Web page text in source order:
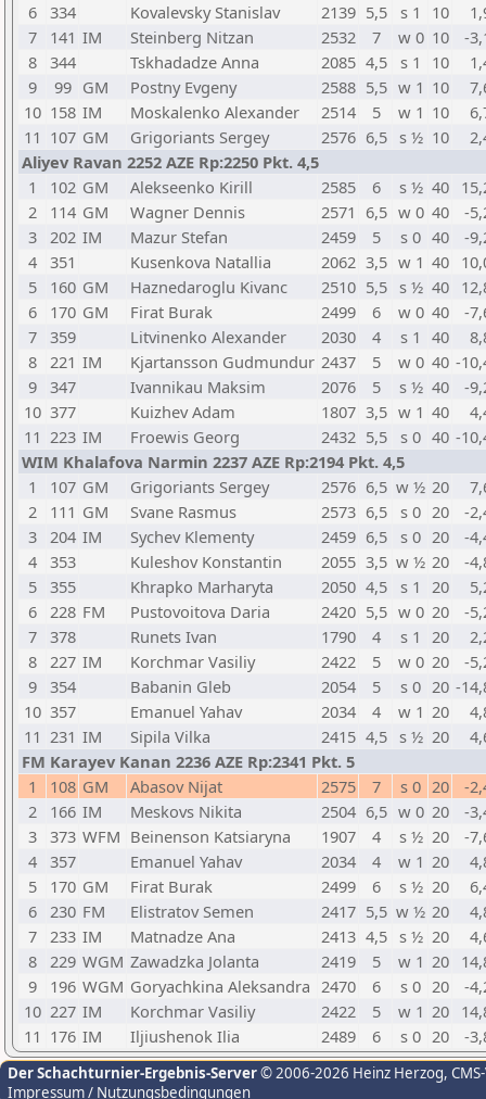
6 334 Kovalevsky Stanislav 2139 5,5 s 1 10
7
141 IM Steinberg Nitzan 2532 7 w 0 10
-
8 344 Tskhadadze Anna 2085 4,5 s 1 10
9
99 GM Postny Evgeny 2588 5,5 w 1 10
10 158 IM Moskalenko Alexander 2514 5 w 1 10
11 107 GM Grigoriants Sergey 2576 6,5 s ½ 10
Aliyev Ravan 2252 AZE Rp:2250 Pkt. 4,5
1
102 GM Alekseenko Kirill 2585 6 s ½ 40
2
114 GM Wagner Dennis 2571 6,5 w 0 40
-
3 202 IM Mazur Stefan 2459 5 s 0 40
-
4 351 Kusenkova Natallia 2062 3,5 w 1 40
5
160 GM Haznedaroglu Kivanc 2510 5,5 s ½ 40
6
170 GM Firat Burak 2499 6 w 0 40
-
7 359 Litvinenko Alexander 2030 4 s 1 40
8 221 IM Kjartansson Gudmundur 2437 5 w 0 40 -
9 347 Ivannikau Maksim 2076 5 s ½ 40
-
10 377 Kuizhev Adam 1807 3,5 w 1 40
11 223 IM Froewis Georg 2432 5,5 s 0 40 -
WIM Khalafova Narmin 2237 AZE Rp:2194 Pkt. 4,5
1
107 GM Grigoriants Sergey 2576 6,5 w ½ 20
2
111 GM Svane Rasmus 2573 6,5 s 0 20
-
3 204 IM Sychev Klementy 2459 6,5 s 0 20
-
4 353 Kuleshov Konstantin 2055 3,5 w ½ 20
-
5 355 Khrapko Marharyta 2050 4,5 s 1 20
6 228 FM Pustovoitova Daria 2420 5,5 w 0 20
-
7 378 Runets Ivan 1790 4 s 1 20
8 227 IM Korchmar Vasiliy 2422 5 w 0 20
-
9 354 Babanin Gleb 2054 5 s 0 20 -
10 357 Emanuel Yahav 2034 4 w 1 20
11 231 IM Sipila Vilka 2415 4,5 s ½ 20
FM Karayev Kanan 2236 AZE Rp:2341 Pkt. 5
1
108 GM Abasov Nijat 2575 7 s 0 20
-
2
166 IM Meskovs Nikita 2504 6,5 w 0 20
-
3 373 WFM Beinenson Katsiaryna 1907 4 s ½ 20
-
4 357 Emanuel Yahav 2034 4 w 1 20
5
170 GM Firat Burak 2499 6 s ½ 20
6 230 FM Elistratov Semen 2417 5,5 w ½ 20
7 233 IM Matnadze Ana 2413 4,5 s ½ 20
8 229 WGM Zawadzka Jolanta 2419 5 w 1 20
9
196 WGM Goryachkina Aleksandra 2470 6 s 0 20
-
10 227 IM Korchmar Vasiliy 2422 5 w 1 20
11 176 IM Iljiushenok Ilia 2489 6 s 0 20 -
Der Schachturnier-Ergebnis-Server© 2006-2026 Heinz Herzog,
Impressum / Nutzungsbedingungen